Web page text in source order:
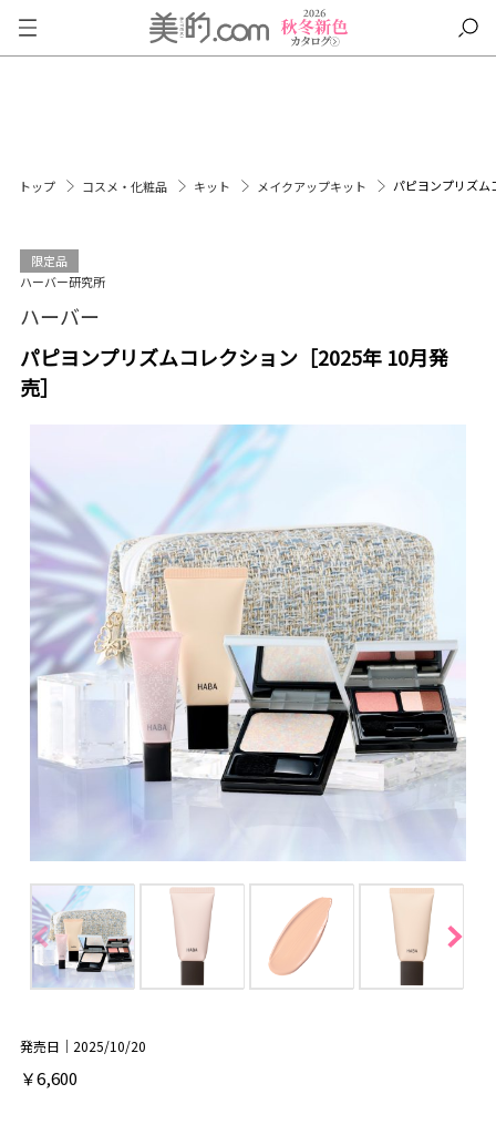
トップ コスメ・化粧品 キット メイクアップキット パピヨンプリズム
限定品
ハーバー研究所
ハーバー
パピヨンプリズムコレクション［2025年 10月発
売］
発売日｜2025/10/20
￥6,600